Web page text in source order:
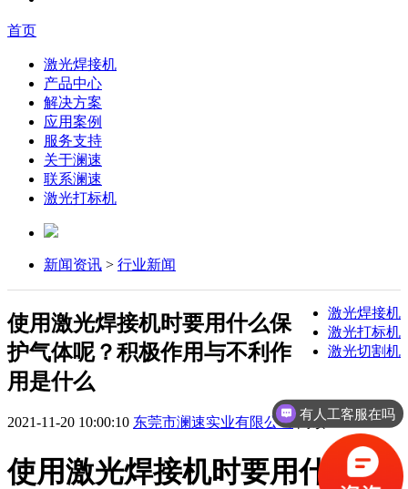
首页
激光焊接机
产品中心
解决方案
应用案例
服务支持
关于澜速
联系澜速
激光打标机
新闻资讯 > 行业新闻
激光焊接机
激光打标机
激光切割机
使用激光焊接机时要用什么保
护气体呢？积极作用与不利作
用是什么
2021-11-20 10:00:10 东莞市澜速实业有限公司 阅读
使用激光焊接机时要用什么保
有人工客服在吗